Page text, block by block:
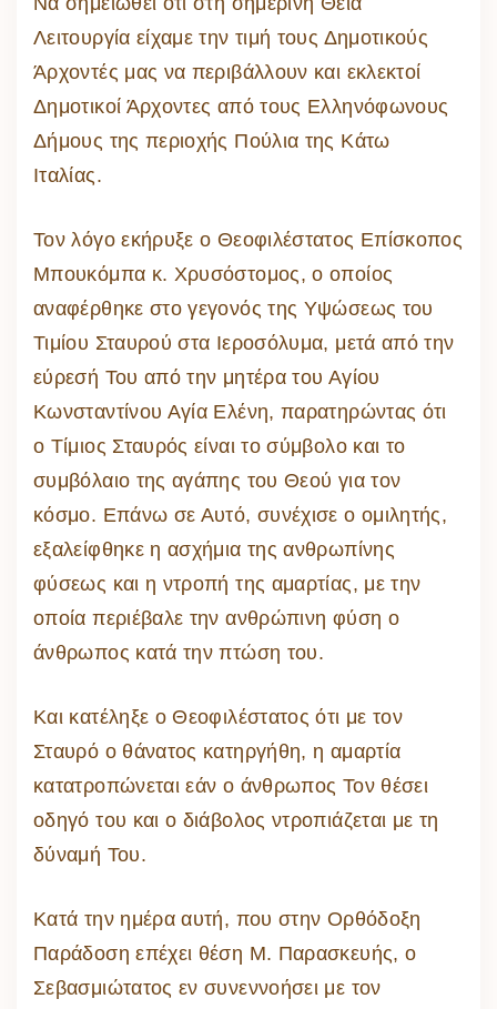
Λειτουργία είχαμε την τιμή τους Δημοτικούς
Άρχοντές μας να περιβάλλουν και εκλεκτοί
Δημοτικοί Άρχοντες από τους Ελληνόφωνους
Δήμους της περιοχής Πούλια της Κάτω
Ιταλίας.
Τον λόγο εκήρυξε ο Θεοφιλέστατος Επίσκοπος
Μπουκόμπα κ. Χρυσόστομος, ο οποίος
αναφέρθηκε στο γεγονός της Υψώσεως του
Τιμίου Σταυρού στα Ιεροσόλυμα, μετά από την
εύρεσή Του από την μητέρα του Αγίου
Κωνσταντίνου Αγία Ελένη, παρατηρώντας ότι
ο Τίμιος Σταυρός είναι το σύμβολο και το
συμβόλαιο της αγάπης του Θεού για τον
κόσμο. Επάνω σε Αυτό, συνέχισε ο ομιλητής,
εξαλείφθηκε η ασχήμια της ανθρωπίνης
φύσεως και η ντροπή της αμαρτίας, με την
οποία περιέβαλε την ανθρώπινη φύση ο
άνθρωπος κατά την πτώση του.
Και κατέληξε ο Θεοφιλέστατος ότι με τον
Σταυρό ο θάνατος κατηργήθη, η αμαρτία
κατατροπώνεται εάν ο άνθρωπος Τον θέσει
οδηγό του και ο διάβολος ντροπιάζεται με τη
δύναμή Του.
Κατά την ημέρα αυτή, που στην Ορθόδοξη
Παράδοση επέχει θέση Μ. Παρασκευής, ο
Σεβασμιώτατος εν συνεννοήσει με τον